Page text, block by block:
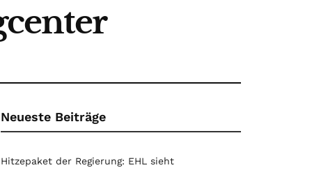
Neueste Beiträge
Hitzepaket der Regierung: EHL sieht